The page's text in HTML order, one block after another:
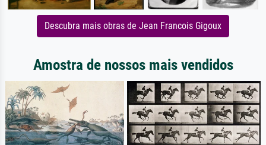
Descubra mais obras de Jean Francois Gigoux
Amostra de nossos mais vendidos